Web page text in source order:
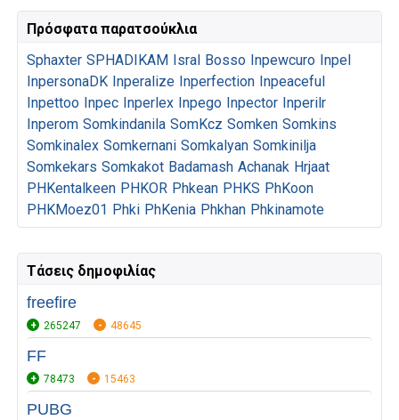
Πρόσφατα παρατσούκλια
Sphaxter SPHADIKAM Isral Bosso Inpewcuro Inpel
InpersonaDK Inperalize Inperfection Inpeaceful
Inpettoo Inpec Inperlex Inpego Inpector Inperilr
Inperom Somkindanila SomKcz Somken Somkins
Somkinalex Somkernani Somkalyan Somkinilja
Somkekars Somkakot Badamash Achanak Hrjaat
PHKentalkeen PHKOR Phkean PHKS PhKoon
PHKMoez01 Phki PhKenia Phkhan Phkinamote
Τάσεις δημοφιλίας
freefire
265247 48645
FF
78473 15463
PUBG